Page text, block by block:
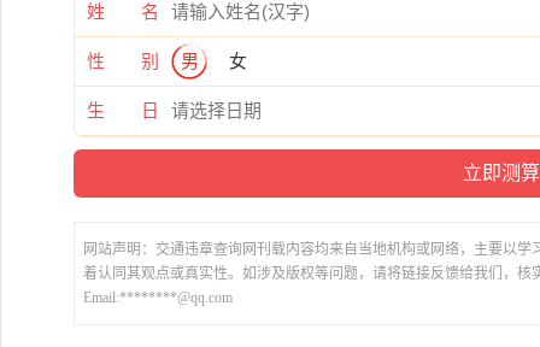
姓 名
性 别 男 女
生 日
网站声明：交通违章查询网刊载内容均来自当地机构或网络，主要以
着认同其观点或真实性。如涉及版权等问题，请将链接反馈给我们，核
Email:********@qq.com